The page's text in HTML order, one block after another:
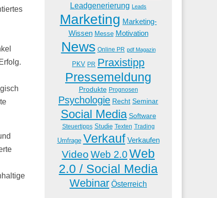
Leadgenerierung Leads
Marketing Marketing-
Wissen Messe Motivation
News Online PR pdf Magazin
PKV PR Praxistipp
Pressemeldung
Produkte Prognosen
Psychologie Recht Seminar
Social Media Software
Steuertipps Studie Texten Trading
Umfrage Verkauf Verkaufen
Video Web 2.0Web
2.0 / Social Media
Webinar Österreich